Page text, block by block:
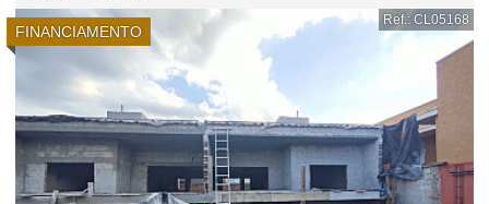
FINANCIAMENTO
Ref.: CL05168